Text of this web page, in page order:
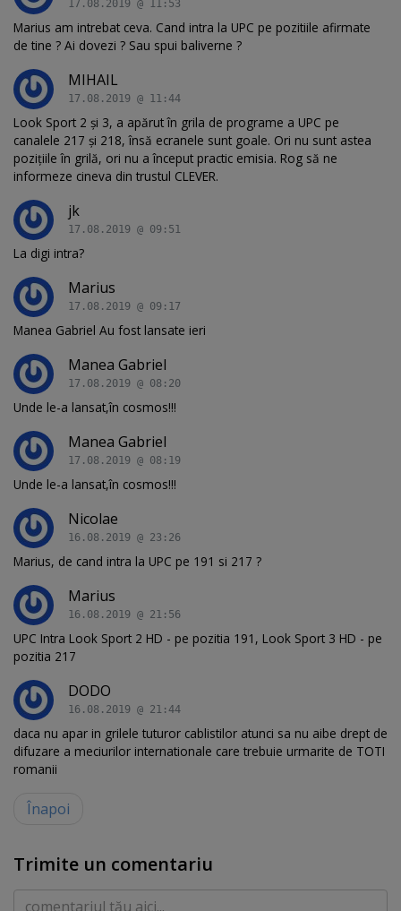
17.08.2019 @ 11:53
Marius am intrebat ceva. Cand intra la UPC pe pozitiile afirmate
de tine ? Ai dovezi ? Sau spui baliverne ?
MIHAIL
17.08.2019 @ 11:44
Look Sport 2 și 3, a apărut în grila de programe a UPC pe
canalele 217 și 218, însă ecranele sunt goale. Ori nu sunt astea
pozițiile în grilă, ori nu a început practic emisia. Rog să ne
informeze cineva din trustul CLEVER.
jk
17.08.2019 @ 09:51
La digi intra?
Marius
17.08.2019 @ 09:17
Manea Gabriel Au fost lansate ieri
Manea Gabriel
17.08.2019 @ 08:20
Unde le-a lansat,în cosmos!!!
Manea Gabriel
17.08.2019 @ 08:19
Unde le-a lansat,în cosmos!!!
Nicolae
16.08.2019 @ 23:26
Marius, de cand intra la UPC pe 191 si 217 ?
Marius
16.08.2019 @ 21:56
UPC Intra Look Sport 2 HD - pe pozitia 191, Look Sport 3 HD - pe
pozitia 217
DODO
16.08.2019 @ 21:44
daca nu apar in grilele tuturor cablistilor atunci sa nu aibe drept de
difuzare a meciurilor internationale care trebuie urmarite de TOTI
romanii
Înapoi
Trimite un comentariu
Comentariu